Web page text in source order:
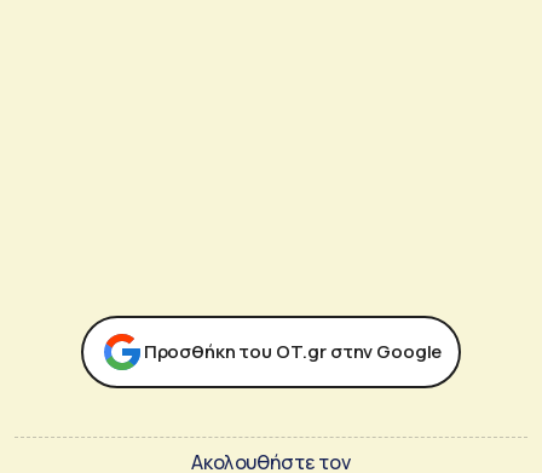
Προσθήκη του ΟΤ.gr στην Google
Ακολουθήστε τον